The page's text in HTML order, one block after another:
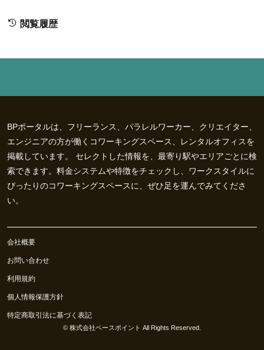
閲覧履歴
BPポータルは、フリーランス、パラレルワーカー、クリエイター、
エンジニアの方が働くコワーキングスペース、レンタルオフィスを
掲載しています。 セレクトした情報を、最寄り駅やエリアごとに検
索できます。料金システムや特徴をチェックし、ワークスタイルに
ぴったりのコワーキングスペースに、ぜひ足を運んでみてくださ
い。
会社概要
お問い合わせ
利用規約
個人情報保護方針
特定商取引法に基づく表記
© 株式会社ベースポイント All Rights Reserved.